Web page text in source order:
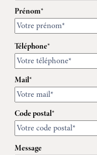
Prénom*
Téléphone*
Mail*
Code postal*
Message